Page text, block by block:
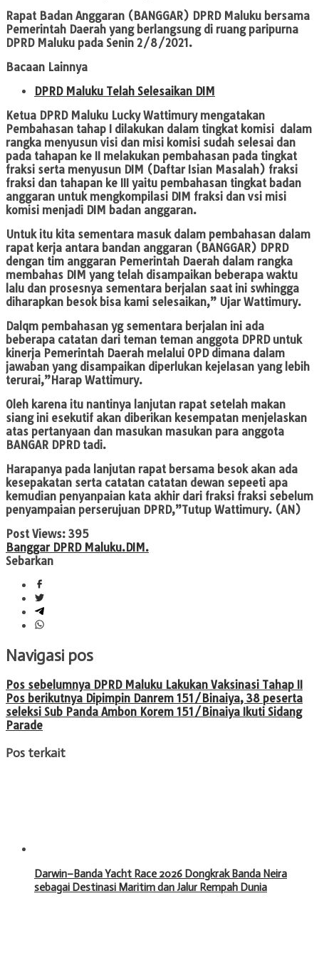
Rapat Badan Anggaran (BANGGAR) DPRD Maluku bersama
Pemerintah Daerah yang berlangsung di ruang paripurna
DPRD Maluku pada Senin 2/8/2021.
Bacaan Lainnya
DPRD Maluku Telah Selesaikan DIM
Ketua DPRD Maluku Lucky Wattimury mengatakan
Pembahasan tahap I dilakukan dalam tingkat komisi dalam
rangka menyusun visi dan misi komisi sudah selesai dan
pada tahapan ke II melakukan pembahasan pada tingkat
fraksi serta menyusun DIM (Daftar Isian Masalah) fraksi
fraksi dan tahapan ke III yaitu pembahasan tingkat badan
anggaran untuk mengkompilasi DIM fraksi dan vsi misi
komisi menjadi DIM badan anggaran.
Untuk itu kita sementara masuk dalam pembahasan dalam
rapat kerja antara bandan anggaran (BANGGAR) DPRD
dengan tim anggaran Pemerintah Daerah dalam rangka
membahas DIM yang telah disampaikan beberapa waktu
lalu dan prosesnya sementara berjalan saat ini swhingga
diharapkan besok bisa kami selesaikan,” Ujar Wattimury.
Dalqm pembahasan yg sementara berjalan ini ada
beberapa catatan dari teman teman anggota DPRD untuk
kinerja Pemerintah Daerah melalui OPD dimana dalam
jawaban yang disampaikan diperlukan kejelasan yang lebih
terurai,”Harap Wattimury.
Oleh karena itu nantinya lanjutan rapat setelah makan
siang ini esekutif akan diberikan kesempatan menjelaskan
atas pertanyaan dan masukan masukan para anggota
BANGAR DPRD tadi.
Harapanya pada lanjutan rapat bersama besok akan ada
kesepakatan serta catatan catatan dewan sepeeti apa
kemudian penyanpaian kata akhir dari fraksi fraksi sebelum
penyampaian perserujuan DPRD,”Tutup Wattimury. (AN)
Post Views: 395
Banggar DPRD Maluku.DIM.
Sebarkan
Navigasi pos
Pos sebelumnya DPRD Maluku Lakukan Vaksinasi Tahap II
Pos berikutnya Dipimpin Danrem 151/Binaiya, 38 peserta
seleksi Sub Panda Ambon Korem 151/Binaiya Ikuti Sidang
Parade
Pos terkait
Darwin–Banda Yacht Race 2026 Dongkrak Banda Neira
sebagai Destinasi Maritim dan Jalur Rempah Dunia